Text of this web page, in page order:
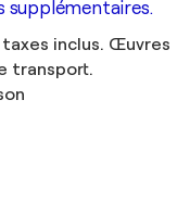
supplémentaires.
inclus. Œuvres
transport.